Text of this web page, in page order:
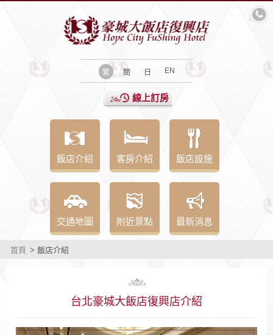
繁 簡 日 EN
線上訂房
飯店介紹 客房介紹 飯店設施
交通地圖 附近景點 最新消息
首頁 > 飯店介紹
台北豪城大飯店復興店介紹